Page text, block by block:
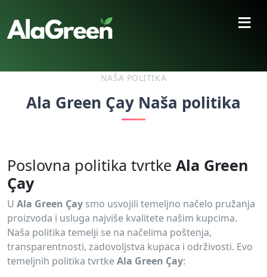
≡
NAŠA POLITIKA
Ala Green Çay Naša politika
Poslovna politika tvrtke Ala Green
Çay
U Ala Green Çay smo usvojili temeljno načelo pružanja
proizvoda i usluga najviše kvalitete našim kupcima.
Naša politika temelji se na načelima poštenja,
transparentnosti, zadovoljstva kupaca i održivosti. Evo
temeljnih politika tvrtkeAla Green Çay: